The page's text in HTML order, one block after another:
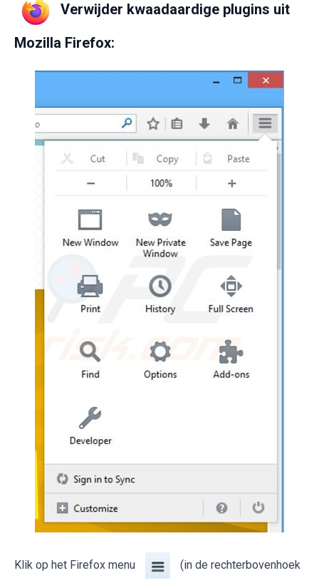
Verwijder kwaadaardige plugins uit
Mozilla Firefox:
Klik op het Firefox menu (in de rechterbovenhoek